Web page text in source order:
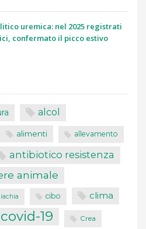
uremica: nel 2025 registrati
confermato il picco estivo
alcol
alimenti allevamento
antibiotico resistenza
animale
cibo clima
covid-19 Crea